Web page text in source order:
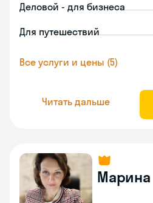
Деловой - для бизнеса
Для путешествий
Все услуги и цены (5)
Читать дальше
Марина